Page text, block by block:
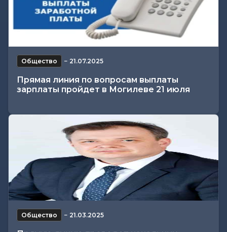
Общество − 21.07.2025
Прямая линия по вопросам выплаты
зарплаты пройдет в Могилеве 21 июля
Общество − 21.03.2025